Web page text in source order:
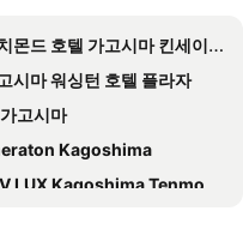
몬드 호텔 가고시마 킨세이초
시마 워싱턴 호텔 플라자
고시마
Kagoshima
LUX Kagoshima Tenmonkan